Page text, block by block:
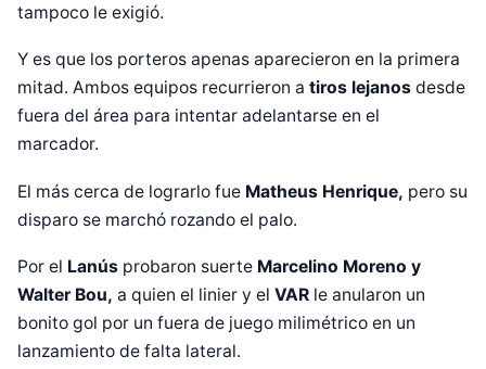
tampoco le exigió.
Y es que los porteros apenas aparecieron en la primera
mitad. Ambos equipos recurrieron a tiros lejanos desde
fuera del área para intentar adelantarse en el
marcador.
El más cerca de lograrlo fue Matheus Henrique, pero su
disparo se marchó rozando el palo.
Por el Lanús probaron suerte Marcelino Moreno y
Walter Bou, a quien el linier y el VAR le anularon un
bonito gol por un fuera de juego milimétrico en un
lanzamiento de falta lateral.